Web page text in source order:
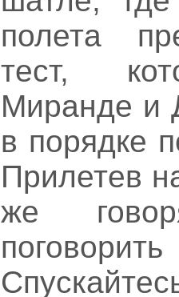
полета
тест,
Миранде и
в порядке
Прилетев
же